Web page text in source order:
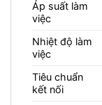
Áp suất làm
việc
Nhiệt độ làm
việc
Tiêu chuẩn
kết nối